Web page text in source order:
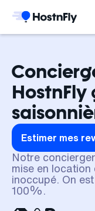
Estimer mes
Notre
mise en
inoccupé. On
100%.